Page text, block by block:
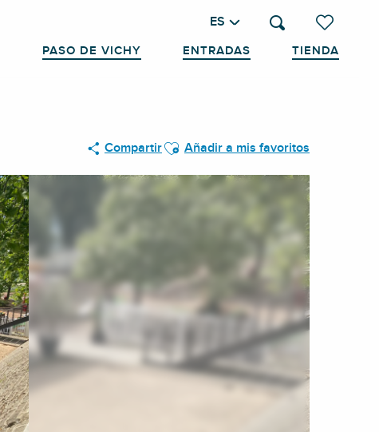
Voir les
Buscar
ES
PASO DE VICHY ENTRADAS TIENDA
CompartirAjouter aux favoris
Añadir a mis favoritos